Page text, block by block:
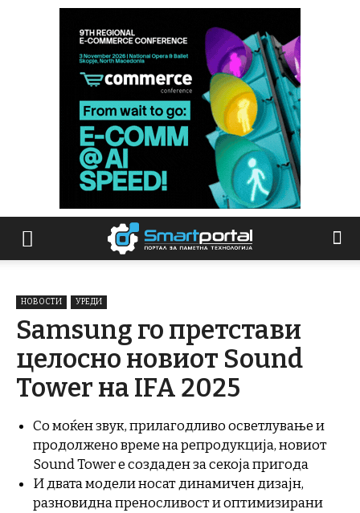
НОВОСТИ УРЕДИ
Samsung го претстави
целосно новиот Sound
Tower на IFA 2025
Со моќен звук, прилагодливо осветлување и
продолжено време на репродукција, новиот
Sound Tower е создаден за секоја пригода
И двата модели носат динамичен дизајн,
разновидна преносливост и оптимизирани